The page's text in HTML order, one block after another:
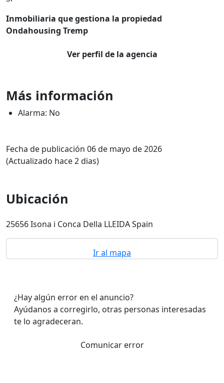
Inmobiliaria que gestiona la propiedad
Ondahousing Tremp
Ver perfil de la agencia
Más información
Alarma: No
Fecha de publicación 06 de mayo de 2026
(Actualizado hace 2 dias)
Ubicación
25656 Isona i Conca Della LLEIDA Spain
Ir al mapa
¿Hay algún error en el anuncio?
Ayúdanos a corregirlo, otras personas interesadas
te lo agradeceran.
Comunicar error